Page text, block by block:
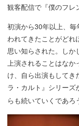
観客配信で『僕のフレ
初演から30年以上、
われてきたことがどれ
思い知らされた。しか
上演されることはなか
け、自ら出演もしてき
ラ・カルト』シリー
らも続いていくであろ